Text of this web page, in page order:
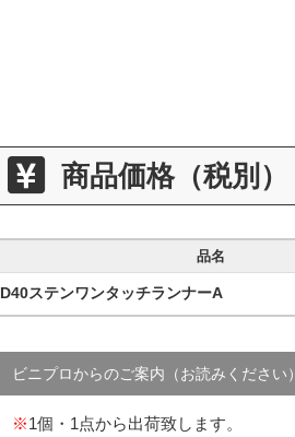
商品価格（税別）
品名
D40ステンワンタッチランナーA
ビニプロからのご案内（お読みください）
※1個・1点から出荷致します。